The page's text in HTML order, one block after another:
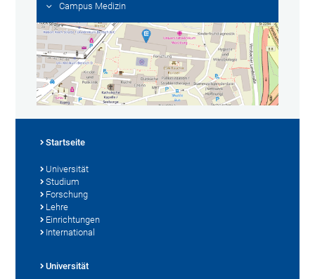
Campus Medizin
Startseite
Universität
Studium
Forschung
Lehre
Einrichtungen
International
Universität